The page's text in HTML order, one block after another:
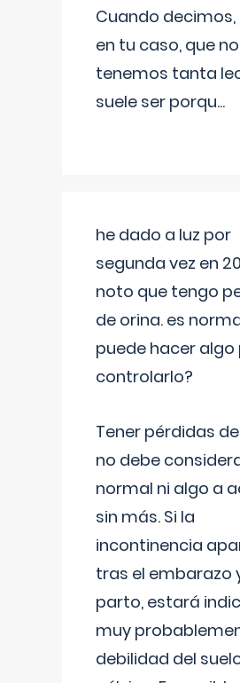
Cuando
en tu caso, que no
tenemos tanta
suele ser porqu...
he dado a luz por
segunda vez en
noto que tengo
de orina. es
puede hacer algo
controlarlo?
Tener pérdidas
no debe
normal ni algo a
sin más. Si la
incontinencia
tras el embarazo
parto, estará
muy
debilidad del